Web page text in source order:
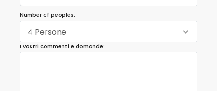
Number of peoples:
4 Persone
I vostri commenti e domande: